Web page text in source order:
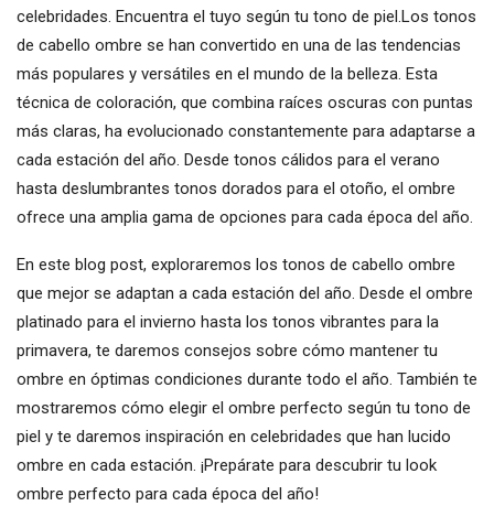
celebridades. Encuentra el tuyo según tu tono de piel.Los tonos
de cabello ombre se han convertido en una de las tendencias
más populares y versátiles en el mundo de la belleza. Esta
técnica de coloración, que combina raíces oscuras con puntas
más claras, ha evolucionado constantemente para adaptarse a
cada estación del año. Desde tonos cálidos para el verano
hasta deslumbrantes tonos dorados para el otoño, el ombre
ofrece una amplia gama de opciones para cada época del año.
En este blog post, exploraremos los tonos de cabello ombre
que mejor se adaptan a cada estación del año. Desde el ombre
platinado para el invierno hasta los tonos vibrantes para la
primavera, te daremos consejos sobre cómo mantener tu
ombre en óptimas condiciones durante todo el año. También te
mostraremos cómo elegir el ombre perfecto según tu tono de
piel y te daremos inspiración en celebridades que han lucido
ombre en cada estación. ¡Prepárate para descubrir tu look
ombre perfecto para cada época del año!